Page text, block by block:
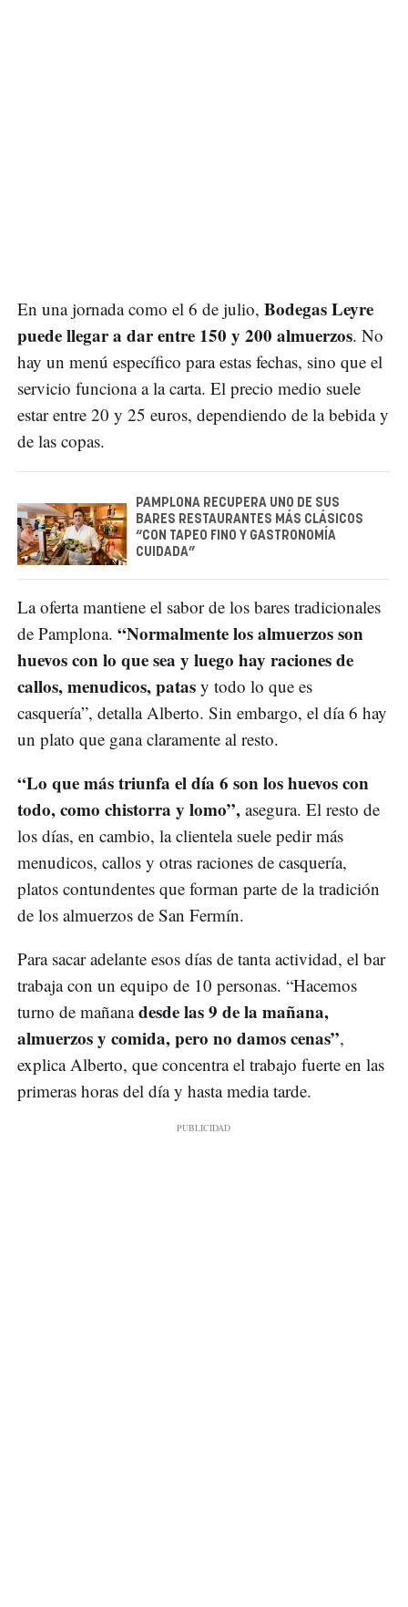
En una jornada como el 6 de julio, Bodegas Leyre
puede llegar a dar entre 150 y 200 almuerzos. No
hay un menú específico para estas fechas, sino que el
servicio funciona a la carta. El precio medio suele
estar entre 20 y 25 euros, dependiendo de la bebida y
de las copas.
PAMPLONA RECUPERA UNO DE SUS
BARES RESTAURANTES MÁS CLÁSICOS
“CON TAPEO FINO Y GASTRONOMÍA
CUIDADA”
La oferta mantiene el sabor de los bares tradicionales
de Pamplona. “Normalmente los almuerzos son
huevos con lo que sea y luego hay raciones de
callos, menudicos, patas y todo lo que es
casquería”, detalla Alberto. Sin embargo, el día 6 hay
un plato que gana claramente al resto.
“Lo que más triunfa el día 6 son los huevos con
todo, como chistorra y lomo”, asegura. El resto de
los días, en cambio, la clientela suele pedir más
menudicos, callos y otras raciones de casquería,
platos contundentes que forman parte de la tradición
de los almuerzos de San Fermín.
Para sacar adelante esos días de tanta actividad, el bar
trabaja con un equipo de 10 personas. “Hacemos
turno de mañanadesde las 9 de la mañana,
almuerzos y comida, pero no damos cenas”,
explica Alberto, que concentra el trabajo fuerte en las
primeras horas del día y hasta media tarde.